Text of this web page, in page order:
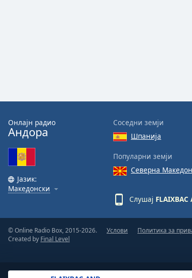
Opacity
Text
Background
Color
Opacity
Background
Онлајн радио
Андора
Јазик:
Македонски
Соседни земји
Шпанија
Популарни земји
Северна
Слушај FLAIXBAC
© Online Radio Box, 2015-2026.
Created by Final Level
Услови Политика за